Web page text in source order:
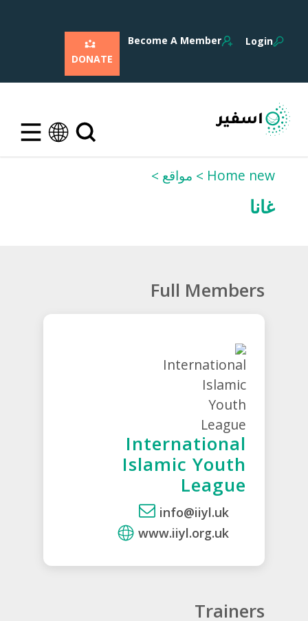
Login
Become A Member
DONATE
Home new مواقع
غانا
Full Members
International
Islamic Youth
League
info@iiyl.uk
www.iiyl.org.uk
Trainers